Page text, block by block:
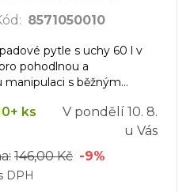
: 8571050010
pytle s uchy 60 l v
pohodlnou a
manipulaci s běžným
ks V pondělí 10. 8.
u Vás
146,00 Kč -9%
DPH